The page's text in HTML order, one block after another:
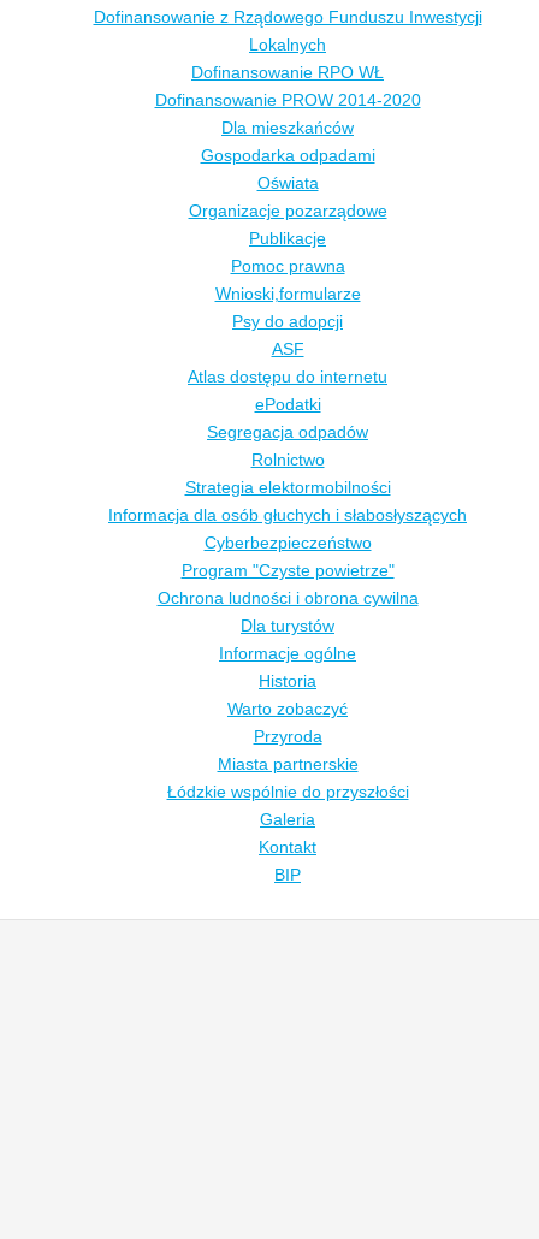
Dofinansowanie z Rządowego Funduszu Inwestycji
Lokalnych
Dofinansowanie RPO WŁ
Dofinansowanie PROW 2014-2020
Dla mieszkańców
Gospodarka odpadami
Oświata
Organizacje pozarządowe
Publikacje
Pomoc prawna
Wnioski,formularze
Psy do adopcji
ASF
Atlas dostępu do internetu
ePodatki
Segregacja odpadów
Rolnictwo
Strategia elektormobilności
Informacja dla osób głuchych i słabosłyszących
Cyberbezpieczeństwo
Program "Czyste powietrze"
Ochrona ludności i obrona cywilna
Dla turystów
Informacje ogólne
Historia
Warto zobaczyć
Przyroda
Miasta partnerskie
Łódzkie wspólnie do przyszłości
Galeria
Kontakt
BIP